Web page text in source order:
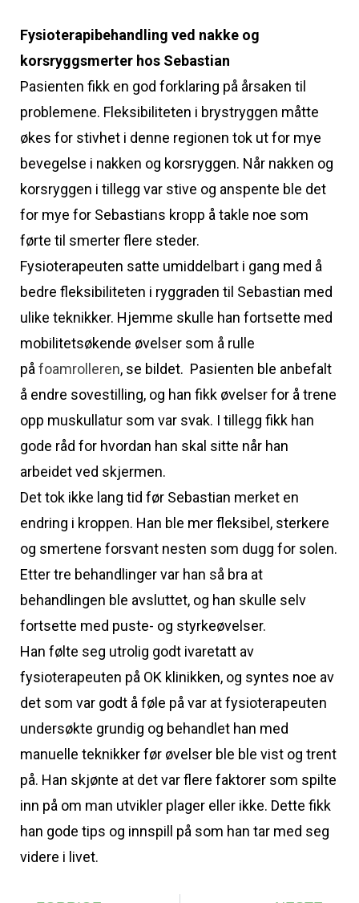
Fysioterapibehandling ved nakke og
korsryggsmerter hos Sebastian
Pasienten fikk en god forklaring på årsaken til
problemene. Fleksibiliteten i brystryggen måtte
økes for stivhet i denne regionen tok ut for mye
bevegelse i nakken og korsryggen. Når nakken og
korsryggen i tillegg var stive og anspente ble det
for mye for Sebastians kropp å takle noe som
førte til smerter flere steder.
Fysioterapeuten satte umiddelbart i gang med å
bedre fleksibiliteten i ryggraden til Sebastian med
ulike teknikker. Hjemme skulle han fortsette med
mobilitetsøkende øvelser som å rulle
på foamrolleren, se bildet. Pasienten ble anbefalt
å endre sovestilling, og han fikk øvelser for å trene
opp muskullatur som var svak. I tillegg fikk han
gode råd for hvordan han skal sitte når han
arbeidet ved skjermen.
Det tok ikke lang tid før Sebastian merket en
endring i kroppen. Han ble mer fleksibel, sterkere
og smertene forsvant nesten som dugg for solen.
Etter tre behandlinger var han så bra at
behandlingen ble avsluttet, og han skulle selv
fortsette med puste- og styrkeøvelser.
Han følte seg utrolig godt ivaretatt av
fysioterapeuten på OK klinikken, og syntes noe av
det som var godt å føle på var at fysioterapeuten
undersøkte grundig og behandlet han med
manuelle teknikker før øvelser ble ble vist og trent
på. Han skjønte at det var flere faktorer som spilte
inn på om man utvikler plager eller ikke. Dette fikk
han gode tips og innspill på som han tar med seg
videre i livet.